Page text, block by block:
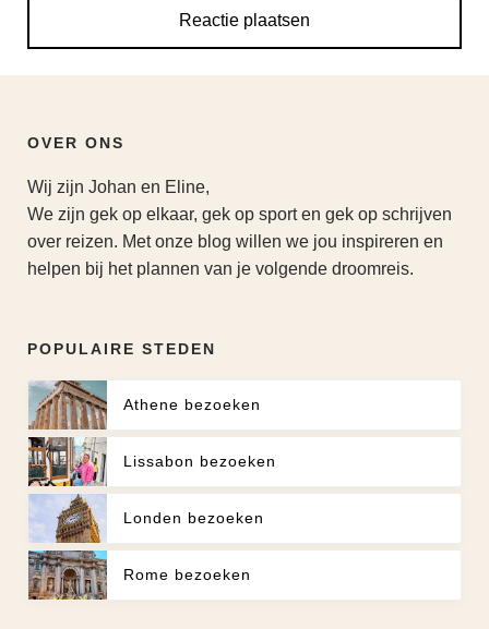
OVER ONS
Wij zijn Johan en Eline,
We zijn gek op elkaar, gek op sport en gek op schrijven
over reizen. Met onze blog willen we jou inspireren en
helpen bij het plannen van je volgende droomreis.
POPULAIRE STEDEN
Athene bezoeken
Lissabon bezoeken
Londen bezoeken
Rome bezoeken